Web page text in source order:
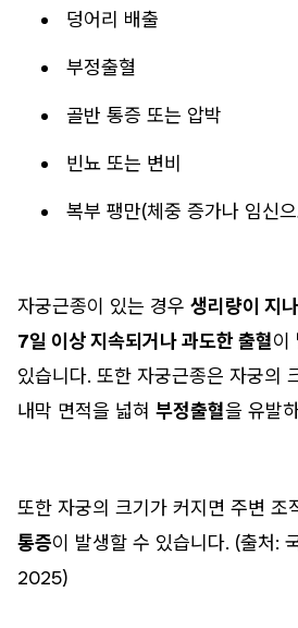
덩어리 배출
부정출혈
골반 통증 또는 압박
빈뇨 또는 변비
복부 팽만(체중 증가나 임신
자궁근종이 있는 경우 생리량이 지
7일 이상 지속되거나 과도한 출혈이
있습니다. 또한 자궁근종은 자궁의
내막 면적을 넓혀 부정출혈을 유발
또한 자궁의 크기가 커지면 주변 조
통증이 발생할 수 있습니다. (출처:
2025)